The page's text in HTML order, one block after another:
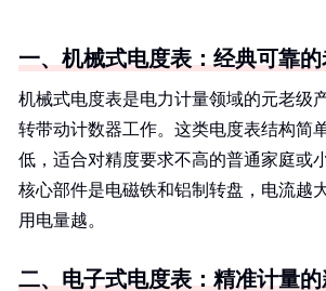
一、机械式电度表：经典可靠
机械式电度表是电力计量领域的元老级
转带动计数器工作。这类电度表结构简
低，适合对精度要求不高的普通家庭或
核心部件是电磁铁和铝制转盘，电流越
用电量越。
二、电子式电度表：精准计量